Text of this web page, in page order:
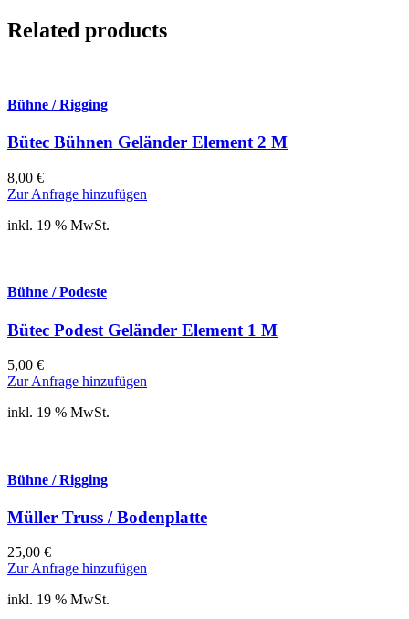
Related products
Bühne / Rigging
Bütec Bühnen Geländer Element 2 M
8,00 €
Zur Anfrage hinzufügen
inkl. 19 % MwSt.
Bühne / Podeste
Bütec Podest Geländer Element 1 M
5,00 €
Zur Anfrage hinzufügen
inkl. 19 % MwSt.
Bühne / Rigging
Müller Truss / Bodenplatte
25,00 €
Zur Anfrage hinzufügen
inkl. 19 % MwSt.